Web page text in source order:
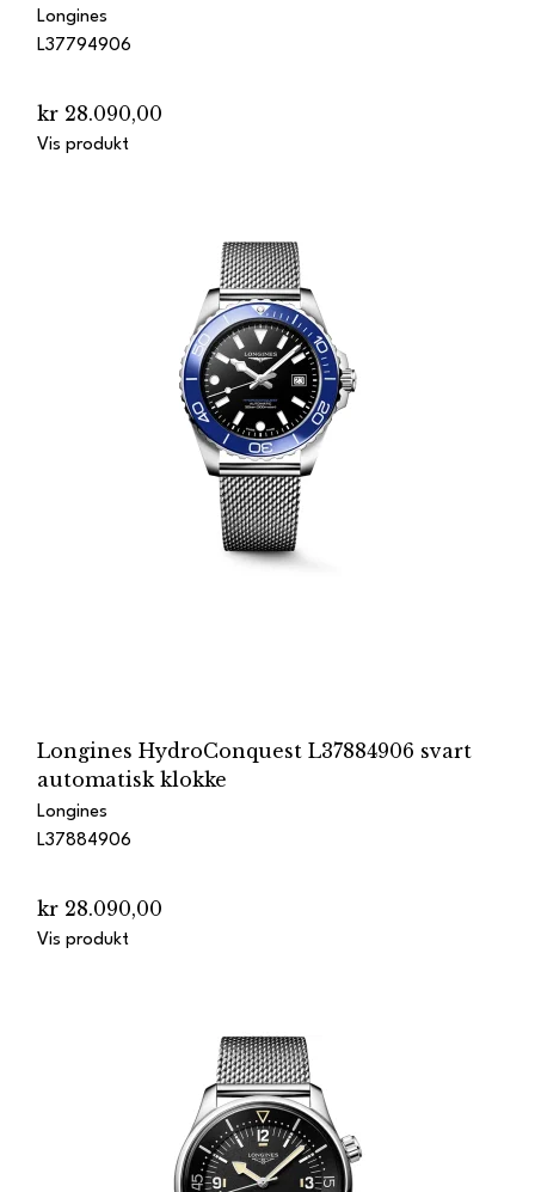
Longines
L37794906
kr 28.090,00
Vis produkt
Longines HydroConquest L37884906 svart
automatisk klokke
Longines
L37884906
kr 28.090,00
Vis produkt